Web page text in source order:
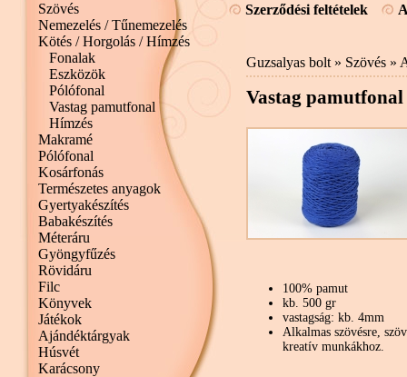
Szerződési feltételek
Guzsalyas bolt » Szövés »
Vastag
100% pamut
kb. 500 gr
vastagság: kb. 4mm
Alkalmas szövésre,
kreatív munkákhoz.
Szövés
Nemezelés / Tűnemezelés
Kötés / Horgolás / Hímzés
Fonalak
Eszközök
Pólófonal
Vastag pamutfonal
Hímzés
Makramé
Pólófonal
Kosárfonás
Természetes anyagok
Gyertyakészítés
Babakészítés
Méteráru
Gyöngyfűzés
Rövidáru
Filc
Könyvek
Játékok
Ajándéktárgyak
Húsvét
Karácsony